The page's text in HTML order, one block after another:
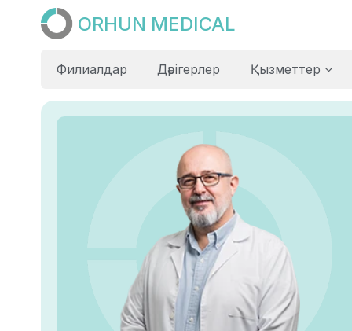
ORHUN MEDICAL
Филиалдар Дәрігерлер Қызметтер